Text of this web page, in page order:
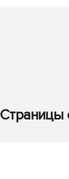
Страницы